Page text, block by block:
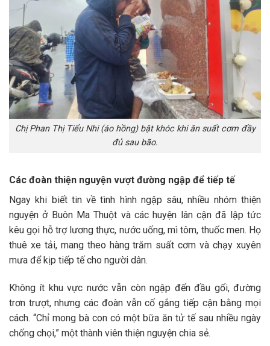
Chị Phan Thị Tiểu Nhi (áo hồng) bật khóc khi ăn suất cơm đầy
đủ sau bão.
Các đoàn thiện nguyện vượt đường ngập để tiếp tế
Ngay khi biết tin về tình hình ngập sâu, nhiều nhóm thiện
nguyện ở Buôn Ma Thuột và các huyện lân cận đã lập tức
kêu gọi hỗ trợ lương thực, nước uống, mì tôm, thuốc men. Họ
thuê xe tải, mang theo hàng trăm suất cơm và chạy xuyên
mưa để kịp tiếp tế cho người dân.
Không ít khu vực nước vẫn còn ngập đến đầu gối, đường
trơn trượt, nhưng các đoàn vẫn cố gắng tiếp cận bằng mọi
cách. “Chỉ mong bà con có một bữa ăn tử tế sau nhiều ngày
chống chọi,” một thành viên thiện nguyện chia sẻ.